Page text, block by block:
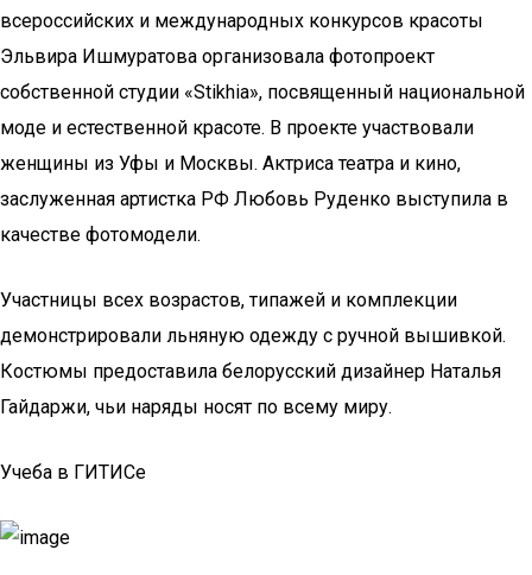
всероссийских и международных конкурсов красоты
Эльвира Ишмуратова организовала фотопроект
собственной студии «Stikhia», посвященный национальной
моде и естественной красоте. В проекте участвовали
женщины из Уфы и Москвы. Актриса театра и кино,
заслуженная артистка РФ Любовь Руденко выступила в
качестве фотомодели.
Участницы всех возрастов, типажей и комплекции
демонстрировали льняную одежду с ручной вышивкой.
Костюмы предоставила белорусский дизайнер Наталья
Гайдаржи, чьи наряды носят по всему миру.
Учеба в ГИТИСе